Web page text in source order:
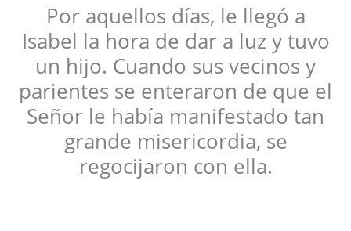
Por aquellos días, le llegó a
Isabel la hora de dar a luz y tuvo
un hijo. Cuando sus vecinos y
parientes se enteraron de que el
Señor le había manifestado tan
grande misericordia, se
regocijaron con ella.